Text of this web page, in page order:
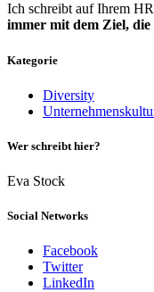
Ich schreibt auf Ihrem
immer mit dem Ziel,
Kategorie
Diversity
Wer schreibt hier?
Eva Stock
Social Networks
Facebook
Twitter
LinkedIn